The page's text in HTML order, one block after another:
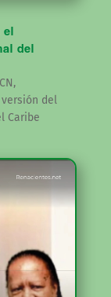
el
del
del
Caribe